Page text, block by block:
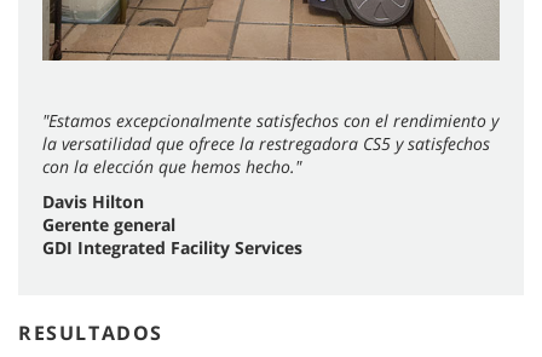
"Estamos excepcionalmente satisfechos con el rendimiento y
la versatilidad que ofrece la restregadora CS5 y satisfechos
con la elección que hemos hecho."
Davis Hilton
Gerente general
GDI Integrated Facility Services
RESULTADOS